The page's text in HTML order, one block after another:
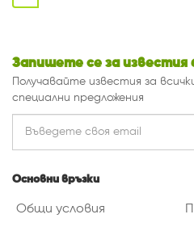
Запишете се за известия
Получавайте известия за
специални предложения
Основни връзки
Общи условия